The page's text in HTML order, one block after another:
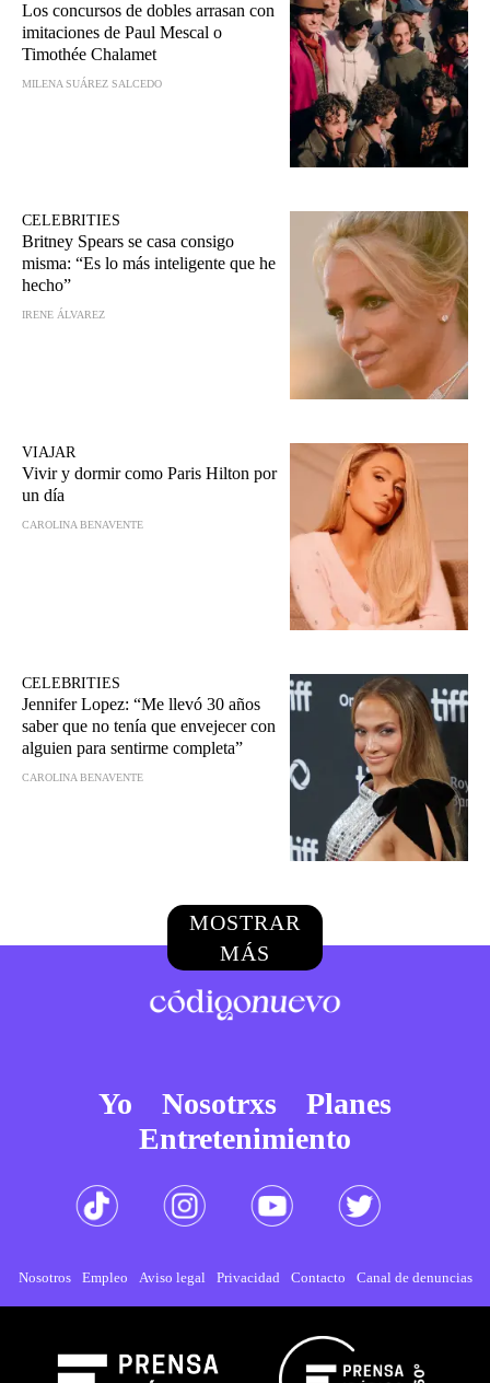
Los concursos de dobles arrasan con
imitaciones de Paul Mescal o
Timothée Chalamet
MILENA SUÁREZ SALCEDO
CELEBRITIES
Britney Spears se casa consigo
misma: “Es lo más inteligente que he
hecho”
IRENE ÁLVAREZ
VIAJAR
Vivir y dormir como Paris Hilton por
un día
CAROLINA BENAVENTE
CELEBRITIES
Jennifer Lopez: “Me llevó 30 años
saber que no tenía que envejecer con
alguien para sentirme completa”
CAROLINA BENAVENTE
MOSTRAR
MÁS
Yo Nosotrxs
Planes
Entretenimiento
Nosotros Empleo Aviso legal Privacidad Contacto Canal de denuncias